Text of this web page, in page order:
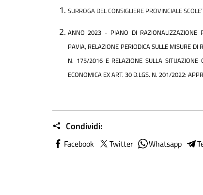
SURROGA DEL CONSIGLIERE PROVINCIALE
ANNO 2023 - PIANO DI RAZIONALIZZAZIONE
PAVIA, RELAZIONE PERIODICA SULLE MISURE DI
N. 175/2016 E RELAZIONE SULLA SITUAZIONE
ECONOMICA EX ART. 30 D.LGS. N. 201/2022:
Condividi:
Facebook Twitter Whatsapp